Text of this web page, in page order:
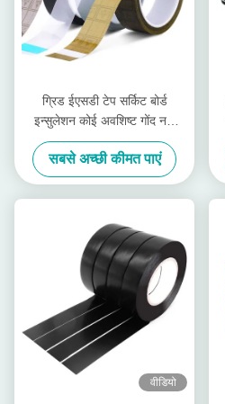
ग्रिड ईएसडी टेप सर्किट बोर्ड
इन्सुलेशन कोई अवशिष्ट गोंद नहीं
ओपीपी टेप
सबसे अच्छी कीमत पाएं
वीडियो